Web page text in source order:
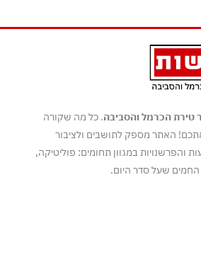
טירת הכרמל והסביבה. כל מה שקורה
האתר מספק לתושבים ולציבור
והפרשנויות במגוון תחומים: פוליטיקה,
החמים שעל סדר היום.